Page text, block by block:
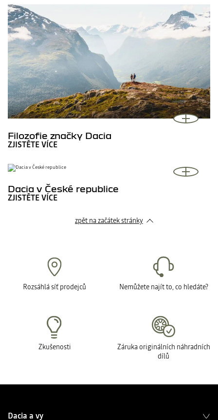
Filozofie značky Dacia
ZJISTĚTE VÍCE
Dacia v České republice
ZJISTĚTE VÍCE
zpět na začátek stránky
Rozsáhlá síť prodejců Nemůžete najít to, co hledáte?
Zkušenosti
Záruka originálních náhradních
dílů
Dacia a vy